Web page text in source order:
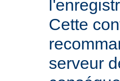
Cette
serveur